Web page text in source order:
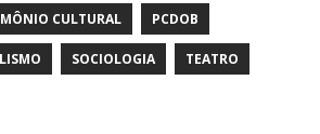
CULTURAL PCDOB
SOCIOLOGIA TEATRO